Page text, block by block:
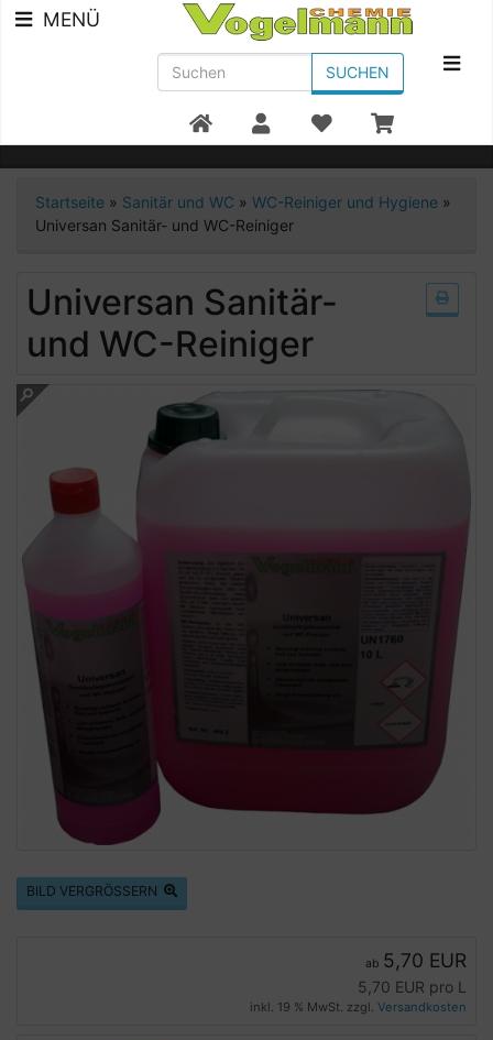
Beratung +49 7951/91300
MENÜ
SUCHEN
Startseite » Sanitär und WC » WC-Reiniger und Hygiene »
Universan Sanitär- und WC-Reiniger
Universan Sanitär-
und WC-Reiniger
BILD VERGRÖSSERN
ab 5,70 EUR
5,70 EUR pro L
inkl. 19 % MwSt. zzgl. Versandkosten